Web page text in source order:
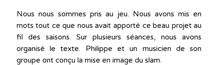
Nous nous sommes pris au jeu. Nous avons mis en
mots tout ce que nous avait apporté ce beau projet au
fil des saisons. Sur plusieurs séances, nous avons
organisé le texte. Philippe et un musicien de son
groupe ont conçu la mise en image du slam.